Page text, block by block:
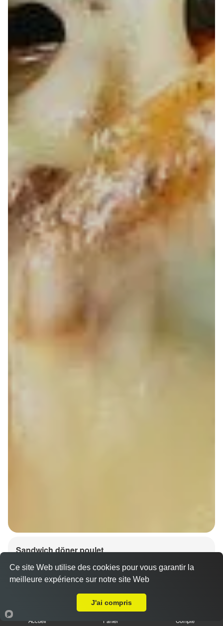
Sandwich döner poulet
Dès7.00 €
Accueil Panier Compte
Ce site Web utilise des cookies pour vous garantir la
meilleure expérience sur notre site Web
J'ai compris